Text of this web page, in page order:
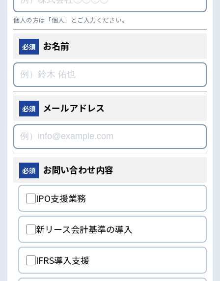
個人の方は「個人」とご入力ください。
必須 お名前
必須 メールアドレス
必須 お問い合わせ内容
IPO支援業務
新リース会計基準の導入
IFRS導入支援